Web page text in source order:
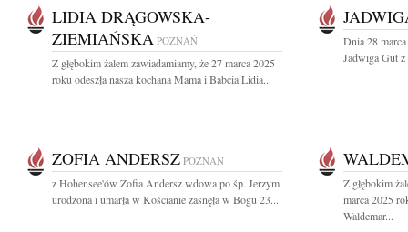
LIDIA DRĄGOWSKA-
ZIEMIAŃSKA POZNAŃ
Z głębokim żalem zawiadamiamy, że 27 marca 2025
roku odeszła nasza kochana Mama i Babcia Lidia...
Dnia 28
Jadwiga Gut
ZOFIA ANDERSZ POZNAŃ
z Hohensee'ów Zofia Andersz wdowa po śp. Jerzym
urodzona i umarła w Kościanie zasnęła w Bogu 23...
Z głębokim
marca 2025
Waldemar...